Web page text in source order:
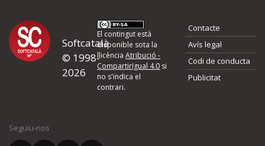
Proposeu-nos millores o
d'errors
Si heu trobat un error o voleu proposar alguna millora, ompliu els
quina és la millora que proposeu o l'error del qual voleu informar-
Softcatalà
© 1998-
2026
El contingut està
disponible sota la
llicènciaAtribució -
CompartirIgual 4.0 si
no s'indica el
contrari.
Contacte
Avís legal
Codi de conducta
Publicitat
Seguiu-nos